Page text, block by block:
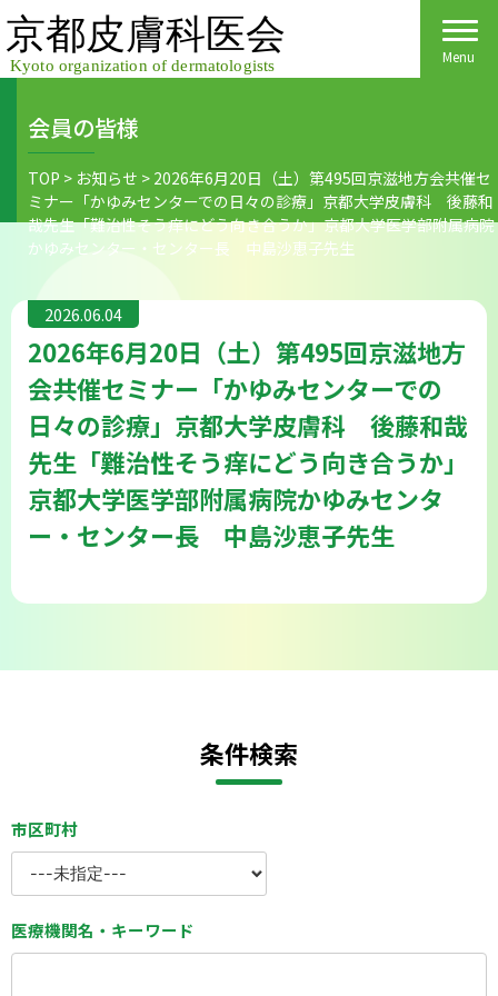
Skip
to
content
Menu
Home
皮膚科医会について
医院検索
皮膚の日
皮膚の病気
医療関係者の皆様へ
会員様へごあいさつ
活動報告
ご入会方法
会員様へ
各種手続き
保険診療
会則
会員の皆様
TOP > お知らせ > 2026年6月20日（土）第495回京滋地方会共催セ
ミナー「かゆみセンターでの日々の診療」京都大学皮膚科 後藤和
哉先生「難治性そう痒にどう向き合うか」京都大学医学部附属病院
かゆみセンター・センター長 中島沙恵子先生
2026.06.04
2026年6月20日（土）第495回京滋地方
会共催セミナー「かゆみセンターでの
日々の診療」京都大学皮膚科 後藤和哉
先生「難治性そう痒にどう向き合うか」
京都大学医学部附属病院かゆみセンタ
ー・センター長 中島沙恵子先生
条件検索
市区町村
医療機関名・キーワード